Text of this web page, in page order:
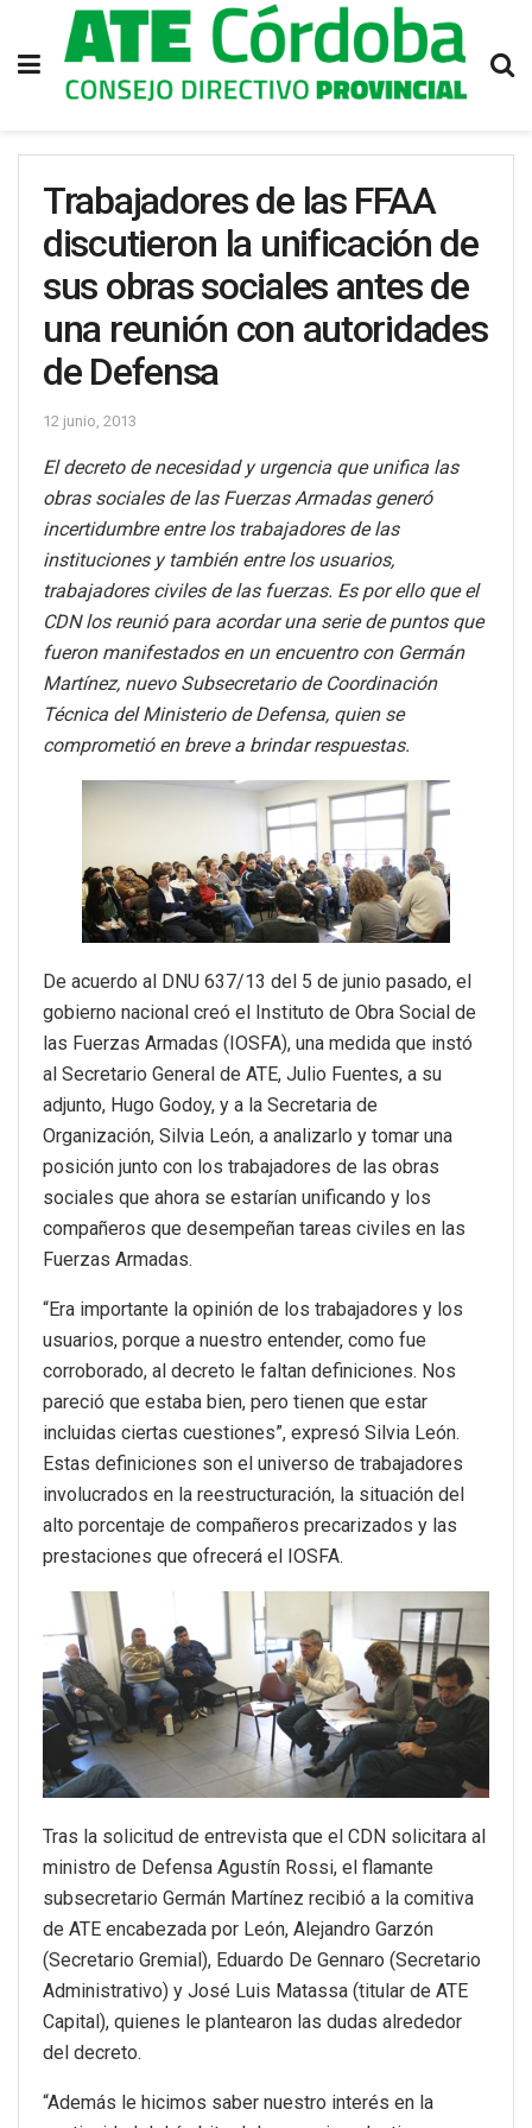
Trabajadores de las FFAA
discutieron la unificación de
sus obras sociales antes de
una reunión con autoridades
de Defensa
12 junio, 2013
El decreto de necesidad y urgencia que unifica las
obras sociales de las Fuerzas Armadas generó
incertidumbre entre los trabajadores de las
instituciones y también entre los usuarios,
trabajadores civiles de las fuerzas. Es por ello que el
CDN los reunió para acordar una serie de puntos que
fueron manifestados en un encuentro con Germán
Martínez, nuevo Subsecretario de Coordinación
Técnica del Ministerio de Defensa, quien se
comprometió en breve a brindar respuestas.
De acuerdo al DNU 637/13 del 5 de junio pasado, el
gobierno nacional creó el Instituto de Obra Social de
las Fuerzas Armadas (IOSFA), una medida que instó
al Secretario General de ATE, Julio Fuentes, a su
adjunto, Hugo Godoy, y a la Secretaria de
Organización, Silvia León, a analizarlo y tomar una
posición junto con los trabajadores de las obras
sociales que ahora se estarían unificando y los
compañeros que desempeñan tareas civiles en las
Fuerzas Armadas.
“Era importante la opinión de los trabajadores y los
usuarios, porque a nuestro entender, como fue
corroborado, al decreto le faltan definiciones. Nos
pareció que estaba bien, pero tienen que estar
incluidas ciertas cuestiones”, expresó Silvia León.
Estas definiciones son el universo de trabajadores
involucrados en la reestructuración, la situación del
alto porcentaje de compañeros precarizados y las
prestaciones que ofrecerá el IOSFA.
Tras la solicitud de entrevista que el CDN solicitara al
ministro de Defensa Agustín Rossi, el flamante
subsecretario Germán Martínez recibió a la comitiva
de ATE encabezada por León, Alejandro Garzón
(Secretario Gremial), Eduardo De Gennaro (Secretario
Administrativo) y José Luis Matassa (titular de ATE
Capital), quienes le plantearon las dudas alrededor
del decreto.
“Además le hicimos saber nuestro interés en la